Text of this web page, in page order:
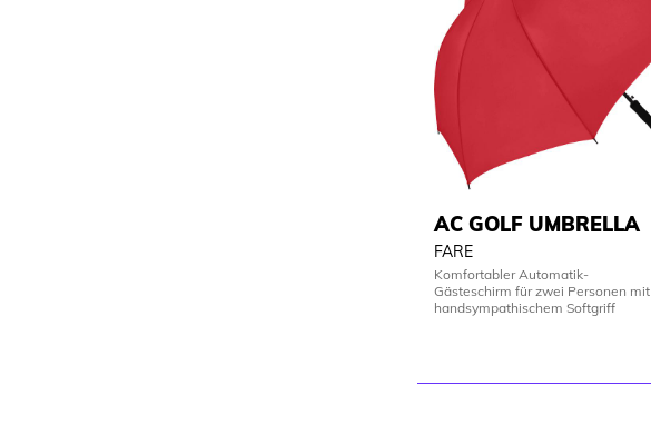
AC GOLF UMBRELLA
FARE
Komfortabler Automatik-
Gästeschirm für zwei Personen mit
handsympathischem Softgriff